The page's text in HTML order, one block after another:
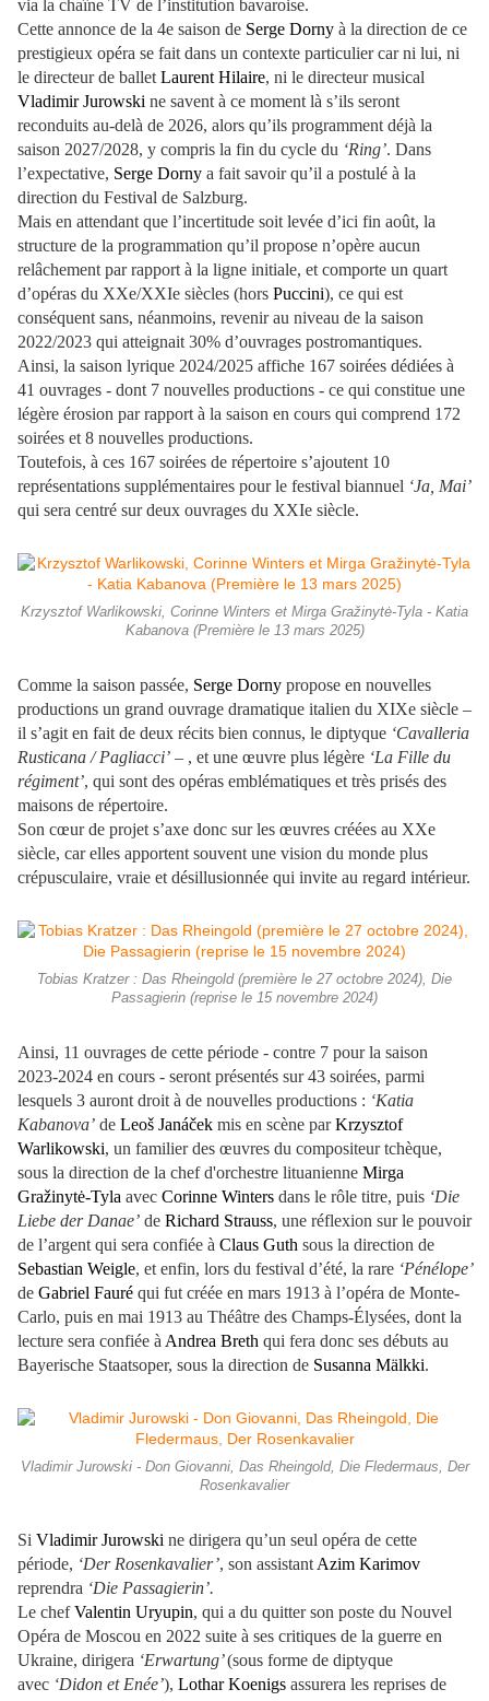
via la chaîne TV de l’institution bavaroise.
Cette annonce de la 4e saison de Serge Dorny à la direction de ce
prestigieux opéra se fait dans un contexte particulier car ni lui, ni
le directeur de ballet Laurent Hilaire, ni le directeur musical
Vladimir Jurowski ne savent à ce moment là s’ils seront
reconduits au-delà de 2026, alors qu’ils programment déjà la
saison 2027/2028, y compris la fin du cycle du ‘Ring’. Dans
l’expectative, Serge Dorny a fait savoir qu’il a postulé à la
direction du Festival de Salzburg.
Mais en attendant que l’incertitude soit levée d’ici fin août, la
structure de la programmation qu’il propose n’opère aucun
relâchement par rapport à la ligne initiale, et comporte un quart
d’opéras du XXe/XXIe siècles (hors Puccini), ce qui est
conséquent sans, néanmoins, revenir au niveau de la saison
2022/2023 qui atteignait 30% d’ouvrages postromantiques.
Ainsi, la saison lyrique 2024/2025 affiche 167 soirées dédiées à
41 ouvrages - dont 7 nouvelles productions - ce qui constitue une
légère érosion par rapport à la saison en cours qui comprend 172
soirées et 8 nouvelles productions.
Toutefois, à ces 167 soirées de répertoire s’ajoutent 10
représentations supplémentaires pour le festival biannuel ‘Ja, Mai’
qui sera centré sur deux ouvrages du XXIe siècle.
Krzysztof Warlikowski, Corinne Winters et Mirga Gražinytė-Tyla - Katia
Kabanova (Première le 13 mars 2025)
Comme la saison passée, Serge Dorny propose en nouvelles
productions un grand ouvrage dramatique italien du XIXe siècle –
il s’agit en fait de deux récits bien connus, le diptyque ‘Cavalleria
Rusticana / Pagliacci’ – , et une œuvre plus légère ‘La Fille du
régiment’, qui sont des opéras emblématiques et très prisés des
maisons de répertoire.
Son cœur de projet s’axe donc sur les œuvres créées au XXe
siècle, car elles apportent souvent une vision du monde plus
crépusculaire, vraie et désillusionnée qui invite au regard intérieur.
Tobias Kratzer : Das Rheingold (première le 27 octobre 2024), Die
Passagierin (reprise le 15 novembre 2024)
Ainsi, 11 ouvrages de cette période - contre 7 pour la saison
2023-2024 en cours - seront présentés sur 43 soirées, parmi
lesquels 3 auront droit à de nouvelles productions : ‘Katia
Kabanova’ de Leoš Janáček mis en scène parKrzysztof
Warlikowski, un familier des œuvres du compositeur tchèque,
sous la direction de la chef d'orchestre lituanienne Mirga
Gražinytė-Tyla avec Corinne Winters dans le rôle titre, puis ‘Die
Liebe der Danae’ de Richard Strauss, une réflexion sur le pouvoir
de l’argent qui sera confiée à Claus Guth sous la direction de
Sebastian Weigle, et enfin, lors du festival d’été, la rare ‘Pénélope’
de Gabriel Fauré qui fut créée en mars 1913 à l’opéra de Monte-
Carlo, puis en mai 1913 au Théâtre des Champs-Élysées, dont la
lecture sera confiée à Andrea Breth qui fera donc ses débuts au
Bayerische Staatsoper, sous la direction de Susanna Mälkki.
Vladimir Jurowski - Don Giovanni, Das Rheingold, Die Fledermaus, Der
Rosenkavalier
Si Vladimir Jurowski ne dirigera qu’un seul opéra de cette
période, ‘Der Rosenkavalier’, son assistant Azim Karimov
reprendra ‘Die Passagierin’.
Le chefValentin Uryupin, qui a du quitter son poste du Nouvel
Opéra de Moscou en 2022 suite à ses critiques de la guerre en
Ukraine, dirigera ‘Erwartung’(sous forme de diptyque
avec ‘Didon et Enée’), Lothar Koenigs assurera les reprises de